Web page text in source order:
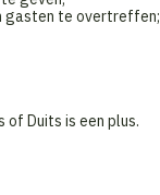
gasten te overtreffen;
of Duits is een plus.